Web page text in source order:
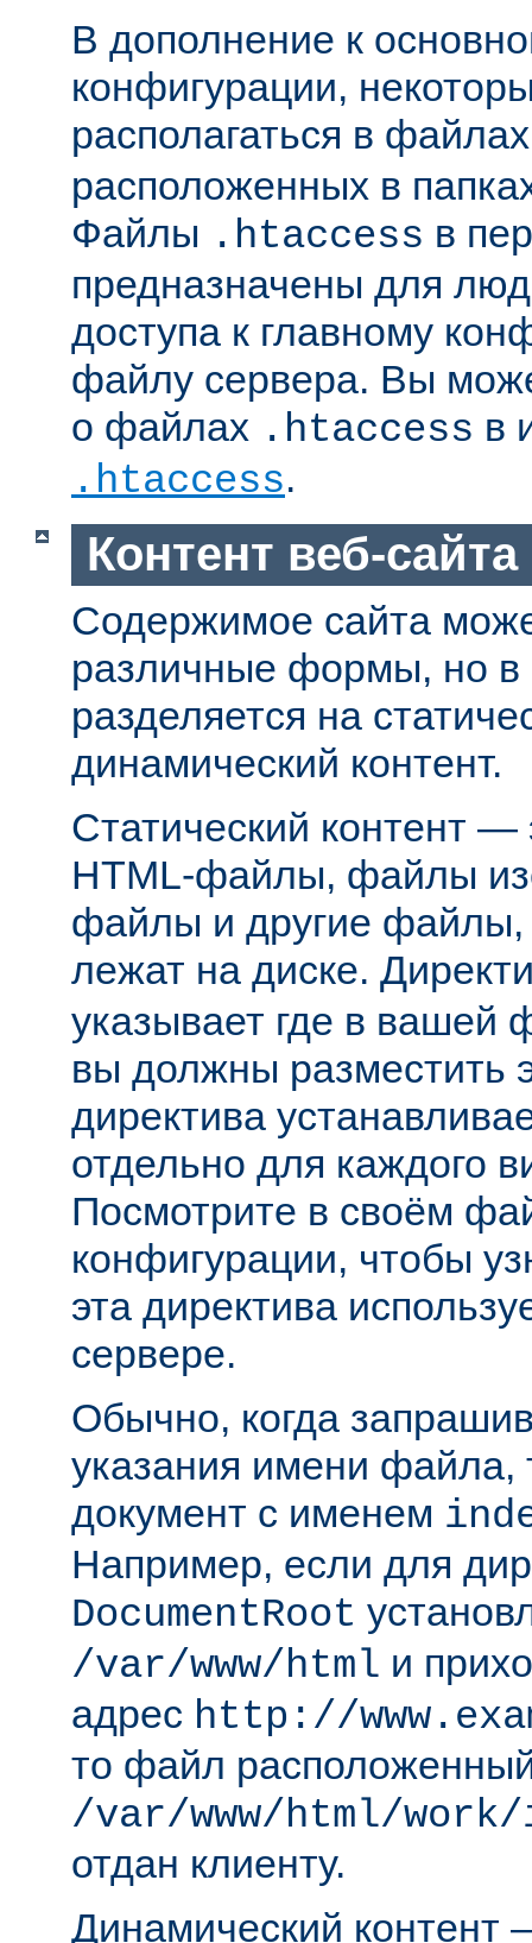
В дополнение к
конфигурации,
располагаться в
расположенных в
Файлы .htaccess в
предназначены для
доступа к главному
файлу сервера. Вы
о файлах .htaccess в
.htaccess.
Контент веб-сайта
Содержимое сайта
различные формы, но
разделяется на
динамический контент.
Статический контент —
HTML-файлы, файлы
файлы и другие файлы,
лежат на диске.
указывает где в вашей
вы должны разместить
директива
отдельно для каждого
Посмотрите в своём
конфигурации, чтобы
эта директива
сервере.
Обычно, когда
указания имени файла,
документ с именем
Например, если для
DocumentRoot
/var/www/html и
адрес http://
то файл
/var/www/html/
отдан клиенту.
Динамический контент